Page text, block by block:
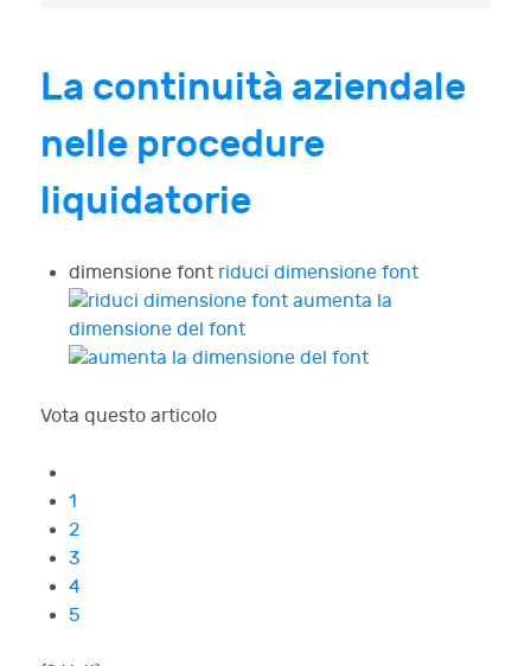
La continuità aziendale
nelle procedure
liquidatorie
dimensione font riduci dimensione font
aumenta la
dimensione del font
Vota questo articolo
1
2
3
4
5